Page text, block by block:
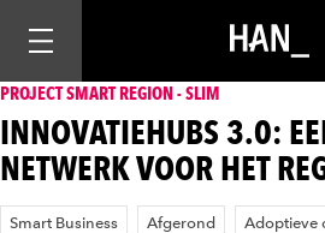
Mobiele navigatie openen
PROJECT SMART REGION - SLIM
INNOVATIEHUBS 3.0:
NETWERK VOOR HET
Smart Business Afgerond Adoptieve